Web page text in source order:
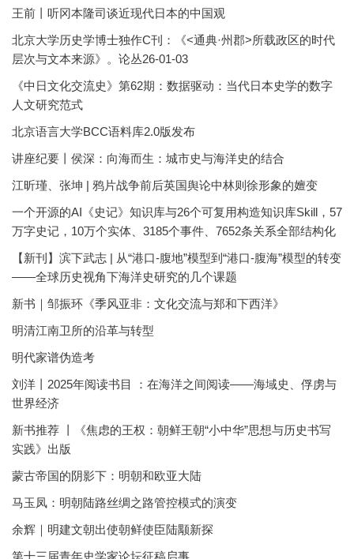
王前丨听冈本隆司谈近现代日本的中国观
北京大学历史学博士独作C刊：《<通典·州郡>所载政区的时代
层次与文本来源》。论丛26-01-03
《中日文化交流史》第62期：数据驱动：当代日本史学的数字
人文研究范式
北京语言大学BCC语料库2.0版发布
讲座纪要丨侯深：向海而生：城市史与海洋史的结合
江昕瑾、张坤 | 鸦片战争前后英国舆论中林则徐形象的嬗变
一个开源的AI《史记》知识库与26个可复用构造知识库Skill，57
万字史记，10万个实体、3185个事件、7652条关系全部结构化
【新刊】滨下武志 | 从“港口-腹地”模型到“港口-腹海”模型的转变
——全球历史视角下海洋史研究的几个课题
新书｜邹振环《季风亚非：文化交流与郑和下西洋》
明清江南卫所的沿革与转型
明代家谱伪造考
刘洋丨2025年阅读书目 ：在海洋之间阅读——海域史、俘虏与
世界经济
新书推荐 丨《焦虑的王权：朝鲜王朝“小中华”思想与历史书写
实践》出版
蒙古帝国的阴影下：明朝和欧亚大陆
马玉凤：明朝陆路丝绸之路管控模式的演变
余辉｜明建文朝出使朝鲜使臣陆颙新探
第十三届青年史学家论坛征稿启事